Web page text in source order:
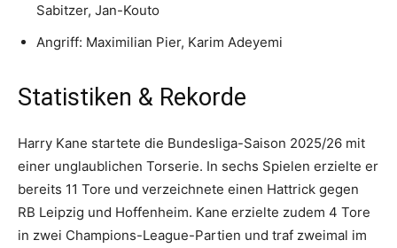
Sabitzer, Jan-Kouto
Angriff: Maximilian Pier, Karim Adeyemi
Statistiken & Rekorde
Harry Kane startete die Bundesliga-Saison 2025/26 mit
einer unglaublichen Torserie. In sechs Spielen erzielte er
bereits 11 Tore und verzeichnete einen Hattrick gegen
RB Leipzig und Hoffenheim. Kane erzielte zudem 4 Tore
in zwei Champions-League-Partien und traf zweimal im